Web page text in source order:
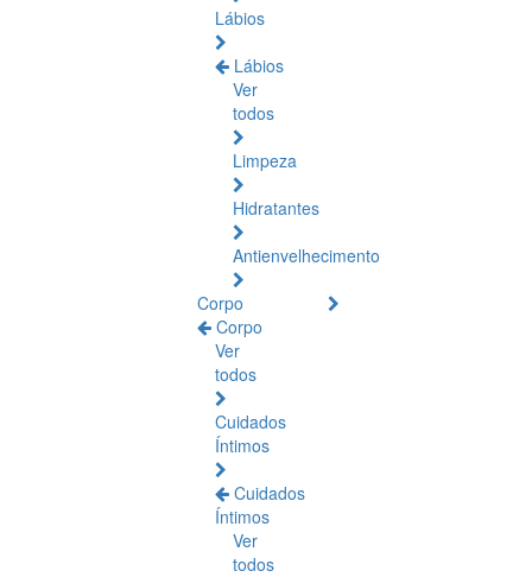
Lábios
Lábios
Ver
todos
Limpeza
Hidratantes
Antienvelhecimento
Corpo
Corpo
Ver
todos
Cuidados
Íntimos
Cuidados
Íntimos
Ver
todos